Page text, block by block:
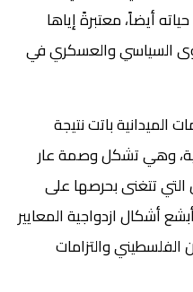
أيضاً، معتبرةً إياها
السياسي والعسكري في
الميدانية باتت نتيجة
وهي تشكل وصمة عار
تتغنى بحرصها على
أشكال ازدواجية المعايير
الفلسطيني والتزامات